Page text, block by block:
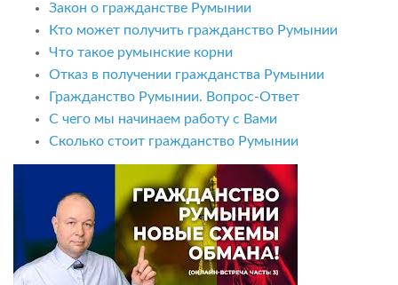
Закон о гражданстве Румынии
Кто может получить гражданство Румынии
Что такое румынские корни
Отказ в получении гражданства Румынии
Гражданство Румынии. Вопрос-Ответ
С чего мы начинаем работу с Вами
Сколько стоит гражданство Румынии